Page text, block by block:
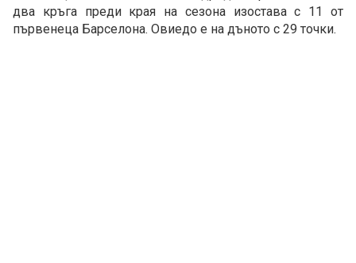
два кръга преди края на сезона изостава с 11 от
първенеца Барселона. Овиедо е на дъното с 29 точки.